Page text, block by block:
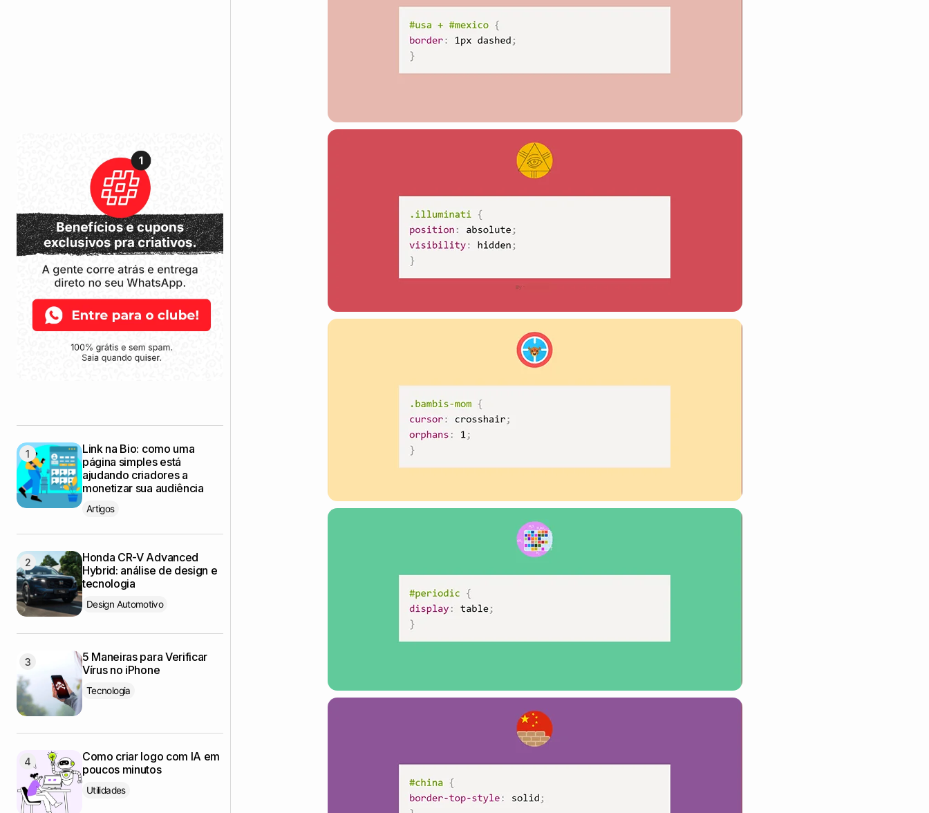
Link na Bio: como uma
página simples está
ajudando criadores a
monetizar sua audiência
Artigos
Honda CR-V Advanced
Hybrid: análise de design e
tecnologia
Design Automotivo
5 Maneiras para Verificar
Vírus no iPhone
Tecnologia
Como criar logo com IA em
poucos minutos
Utilidades